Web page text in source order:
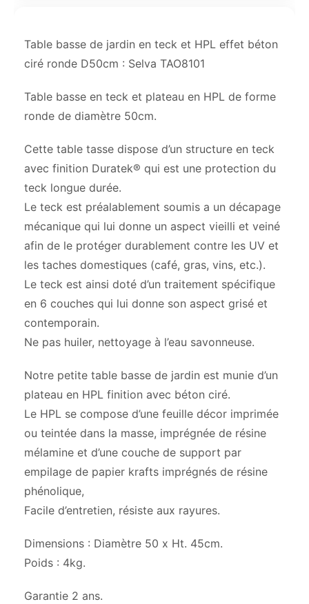
Table basse de jardin en teck et HPL effet béton
ciré ronde D50cm : Selva TAO8101
Table basse en teck et plateau en HPL de forme
ronde de diamètre 50cm.
Cette table tasse dispose d’un structure en teck
avec finition Duratek® qui est une protection du
teck longue durée.
Le teck est préalablement soumis a un décapage
mécanique qui lui donne un aspect vieilli et veiné
afin de le protéger durablement contre les UV et
les taches domestiques (café, gras, vins, etc.).
Le teck est ainsi doté d’un traitement spécifique
en 6 couches qui lui donne son aspect grisé et
contemporain.
Ne pas huiler, nettoyage à l’eau savonneuse.
Notre petite table basse de jardin est munie d’un
plateau en HPL finition avec béton ciré.
Le HPL se compose d’une feuille décor imprimée
ou teintée dans la masse, imprégnée de résine
mélamine et d’une couche de support par
empilage de papier krafts imprégnés de résine
phénolique,
Facile d’entretien, résiste aux rayures.
Dimensions : Diamètre 50 x Ht. 45cm.
Poids : 4kg.
Garantie 2 ans.